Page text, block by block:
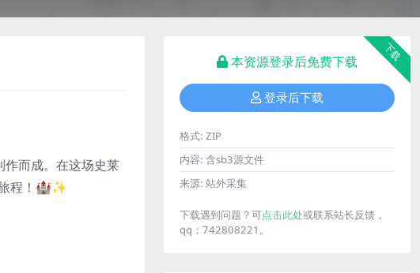
作而成。在这场史莱
程！🏰✨
下载
本资源登录后免费下载
登录后下载
格式: ZIP
内容: 含sb3源文件
来源: 站外采集
下载遇到问题？可点击此处或联系站长反馈，
qq：742808221。